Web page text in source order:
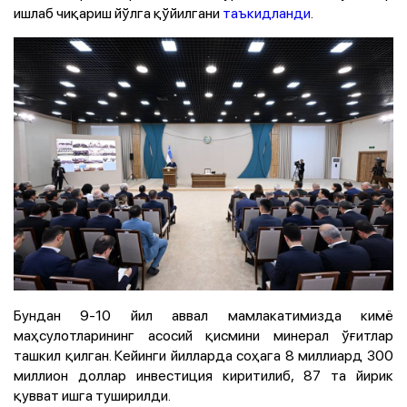
ишлаб чиқариш йўлга қўйилганитаъкидланди.
Бундан 9-10 йил аввал мамлакатимизда кимё
маҳсулотларининг асосий қисмини минерал ўғитлар
ташкил қилган. Кейинги йилларда соҳага 8 миллиард 300
миллион доллар инвестиция киритилиб, 87 та йирик
қувват ишга туширилди.